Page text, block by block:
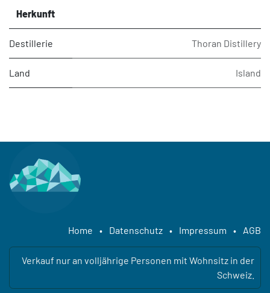
Herkunft
Destillerie Thoran Distillery
Land Island
Home • Datenschutz • Impressum • AGB
Verkauf nur an volljährige Personen mit Wohnsitz in der
Schweiz.